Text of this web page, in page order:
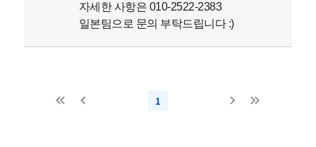
자세한 사항은 010-2522-2383
일본팀으로 문의 부탁드립니다 :)
1